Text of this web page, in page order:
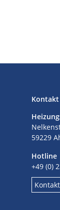
Kontakt
59229
Hotline
+49 (0)